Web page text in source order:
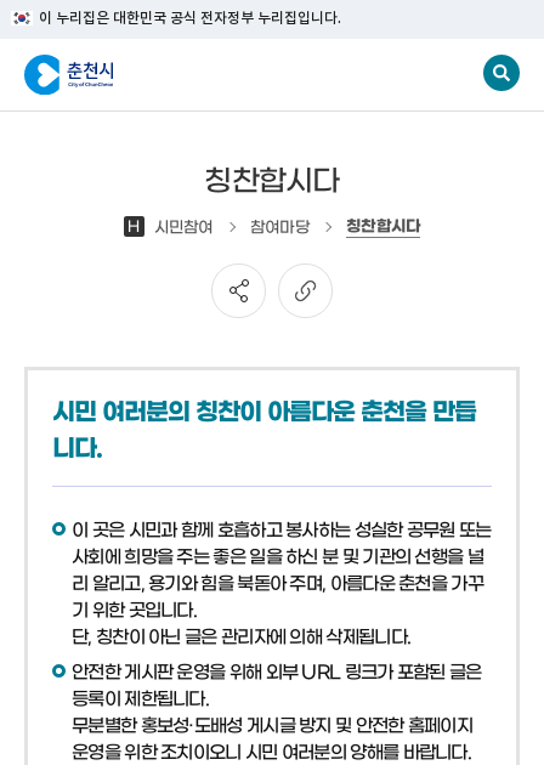
이 누리집은 대한민국 공식 전자정부 누리집입니다.
칭찬합시다
H 시민참여 참여마당 칭찬합시다
시민 여러분의 칭찬이 아름다운 춘천을 만듭
니다.
이 곳은 시민과 함께 호흡하고 봉사하는 성실한 공무원 또는
사회에 희망을 주는 좋은 일을 하신 분 및 기관의 선행을 널
리 알리고, 용기와 힘을 북돋아 주며, 아름다운 춘천을 가꾸
기 위한 곳입니다.
단, 칭찬이 아닌 글은 관리자에 의해 삭제됩니다.
안전한 게시판 운영을 위해 외부 URL 링크가 포함된 글은
등록이 제한됩니다.
무분별한 홍보성·도배성 게시글 방지 및 안전한 홈페이지
운영을 위한 조치이오니 시민 여러분의 양해를 바랍니다.